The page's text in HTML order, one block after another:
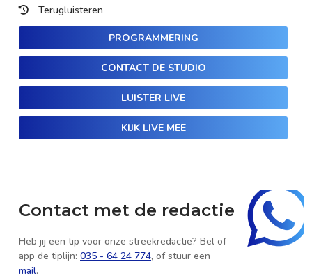
Terugluisteren
PROGRAMMERING
CONTACT DE STUDIO
LUISTER LIVE
KIJK LIVE MEE
Contact met de redactie
Heb jij een tip voor onze streekredactie? Bel of
app de tiplijn: 035 - 64 24 774, of stuur een
mail.